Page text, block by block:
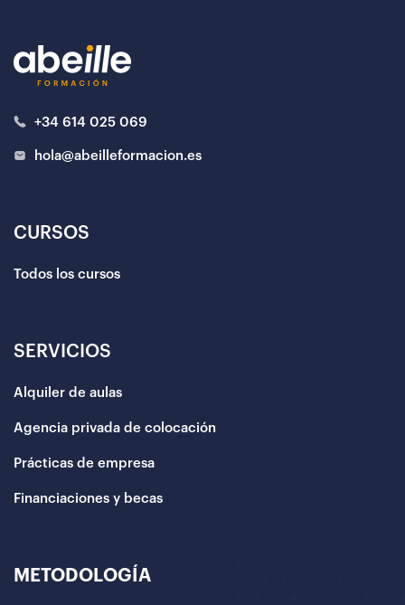
+34 614 025 069
hola@abeilleformacion.es
CURSOS
Todos los cursos
SERVICIOS
Alquiler de aulas
Agencia privada de colocación
Prácticas de empresa
Financiaciones y becas
METODOLOGÍA